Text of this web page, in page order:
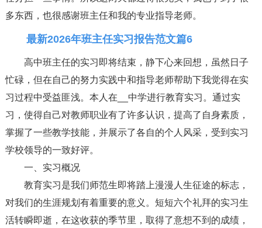
多东西，也很感谢班主任和我的专业指导老师。
最新2026年班主任实习报告范文篇6
高中班主任的实习即将结束，静下心来回想，虽然日子
忙碌，但在自己的努力实践中和指导老师帮助下我觉得在实
习过程中受益匪浅。本人在__中学进行教育实习。通过实
习，使得自己对教师职业有了许多认识，提高了自身素质，
掌握了一些教学技能，并展示了各自的个人风采，受到实习
学校领导的一致好评。
一、实习概况
教育实习是我们师范生即将踏上漫漫人生征途的标志，
对我们的生涯规划有着重要的意义。短短六个礼拜的实习生
活转瞬即逝，在这收获的季节里，取得了意想不到的成绩，